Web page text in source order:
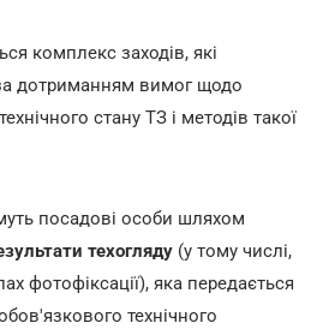
комплекс заходів, які
дотриманням вимог щодо
стану ТЗ і методів такої
посадові особи шляхом
техогляду (у тому числі,
фотофіксації), яка передається
технічного